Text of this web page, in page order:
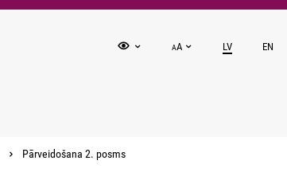
AA LV EN
Pārveidošana 2. posms